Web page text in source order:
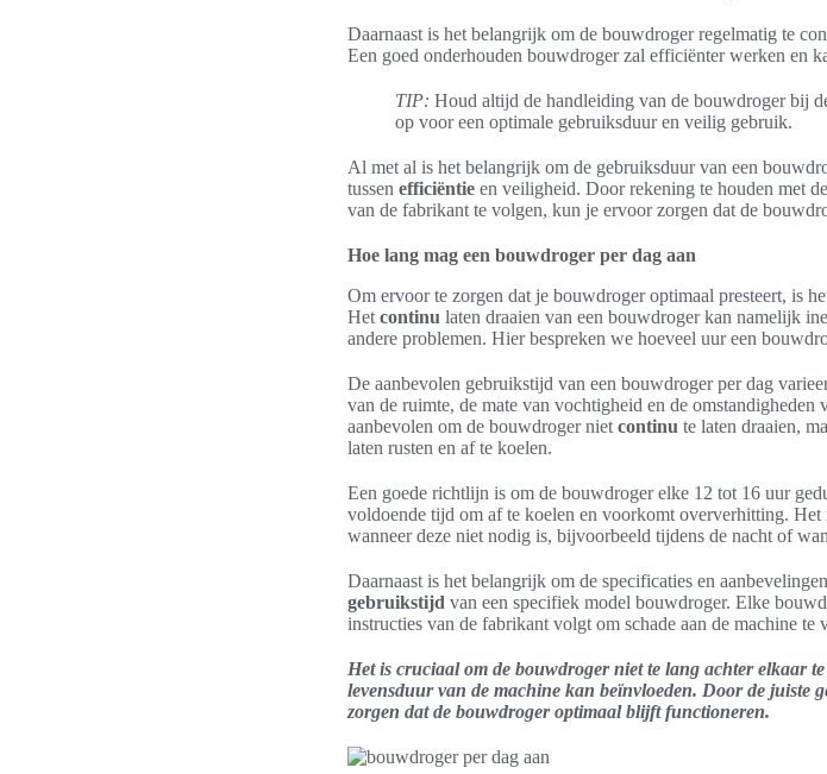
Daarnaast is het belangrijk om de bouwdroger regelmatig te
Een goed onderhouden bouwdroger zal efficiënter werken en
TIP: Houd altijd de handleiding van de bouwdroger bij
op voor een optimale gebruiksduur en veilig gebruik.
Al met al is het belangrijk om de gebruiksduur van een
tussen efficiëntie en veiligheid. Door rekening te houden met
van de fabrikant te volgen, kun je ervoor zorgen dat de
Hoe lang mag een bouwdroger per dag aan
Om ervoor te zorgen dat je bouwdroger optimaal presteert, is
Het continu laten draaien van een bouwdroger kan namelijk
andere problemen. Hier bespreken we hoeveel uur een
De aanbevolen gebruikstijd van een bouwdroger per dag
van de ruimte, de mate van vochtigheid en de
aanbevolen om de bouwdroger niet continu te laten draaien,
laten rusten en af te koelen.
Een goede richtlijn is om de bouwdroger elke 12 tot 16 uur
voldoende tijd om af te koelen en voorkomt oververhitting.
wanneer deze niet nodig is, bijvoorbeeld tijdens de nacht of
Daarnaast is het belangrijk om de specificaties en
gebruikstijd van een specifiek model bouwdroger. Elke
instructies van de fabrikant volgt om schade aan de machine te
Het is cruciaal om de bouwdroger niet te lang achter elkaar
levensduur van de machine kan beïnvloeden. Door de juiste
zorgen dat de bouwdroger optimaal blijft functioneren.